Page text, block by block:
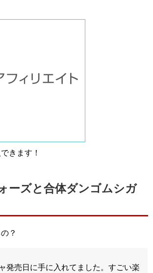
きます！
ーズと合体ダンゴムシガ
？
発売日に手に入れてました。すごい楽